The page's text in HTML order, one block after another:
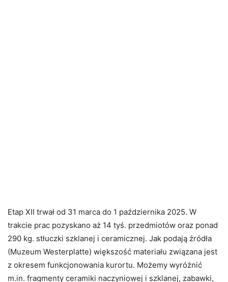
Etap XII trwał od 31 marca do 1 października 2025. W
trakcie prac pozyskano aż 14 tyś. przedmiotów oraz ponad
290 kg. stłuczki szklanej i ceramicznej. Jak podają źródła
(Muzeum Westerplatte) większość materiału związana jest
z okresem funkcjonowania kurortu. Możemy wyróżnić
m.in. fragmenty ceramiki naczyniowej i szklanej, zabawki,